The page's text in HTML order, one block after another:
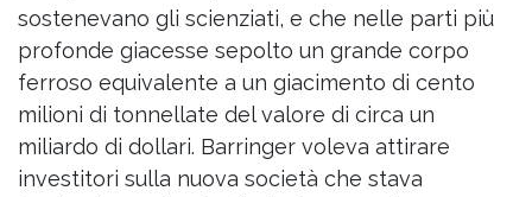
sostenevano gli scienziati, e che nelle parti più
profonde giacesse sepolto un grande corpo
ferroso equivalente a un giacimento di cento
milioni di tonnellate del valore di circa un
miliardo di dollari. Barringer voleva attirare
investitori sulla nuova società che stava